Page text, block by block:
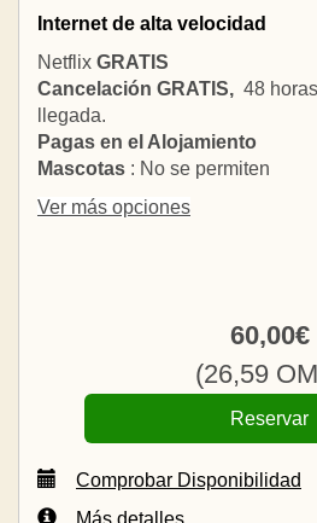
Internet de alta velocidad
Netflix GRATIS
Cancelación GRATIS, 48
llegada.
Pagas en el Alojamiento
Mascotas : No se permiten
Ver más opciones
60,00€
(26,59
Comprobar Disponibilidad
Más detalles